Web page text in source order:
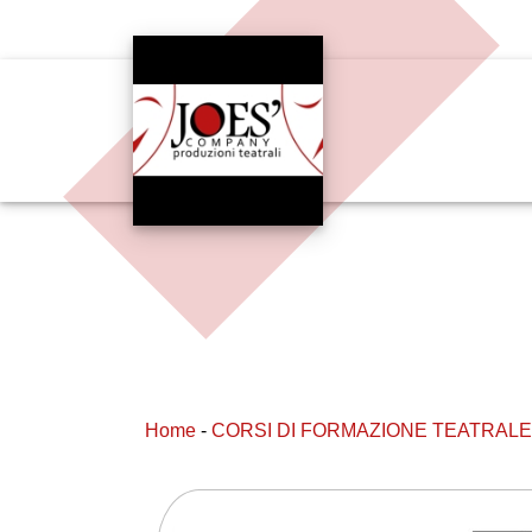
Home - CORSI DI FORMAZIONE TEATRALE